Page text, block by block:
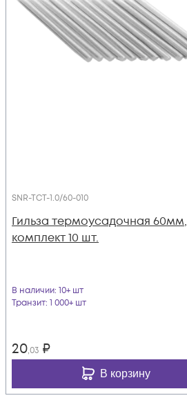
SNR-TCT-1.0/60-010
Гильза термоусадочная 60мм,
комплект 10 шт.
В наличии: 10+ шт
Транзит: 1 000+ шт
20,03 ₽
В корзину